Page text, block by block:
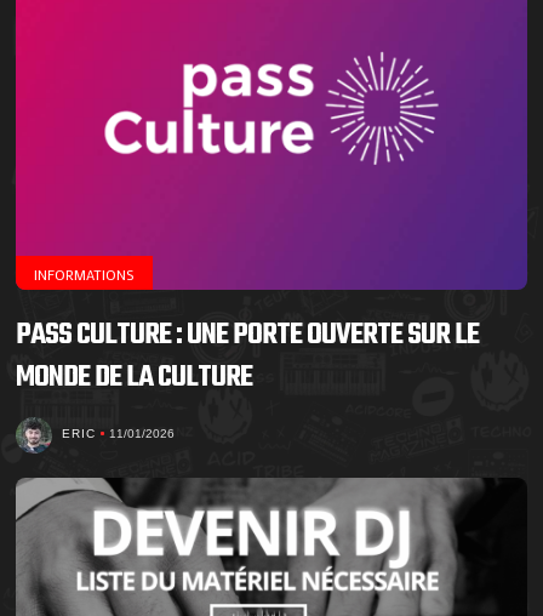
INFORMATIONS
PASS CULTURE : UNE PORTE OUVERTE SUR LE
MONDE DE LA CULTURE
ERIC 11/01/2026